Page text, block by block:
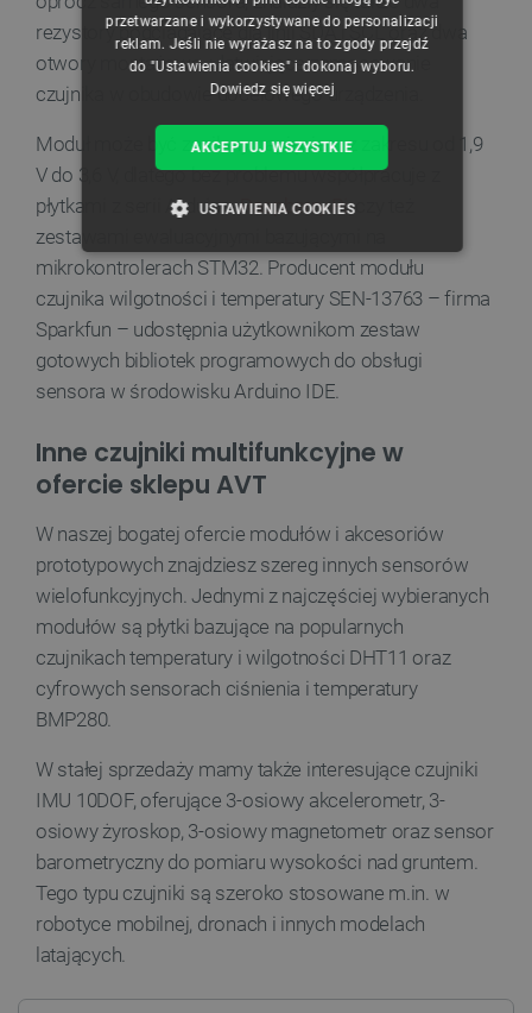
rezystory podciągające dla linii SDA i SCL oraz dwa
otwory montażowe, ułatwiające zamocowanie
czujnika w obudowie docelowego urządzenia.
Moduł może być zasilany napięciem z zakresu od 1,9
V do 3,6 V, dlatego bez problemu współpracuje z
płytkami z serii Arduino,Raspberry Pi, czy też
zestawami ewaluacyjnymi bazującymi na
mikrokontrolerach STM32. Producent modułu
czujnika wilgotności i temperatury SEN-13763 – firma
Sparkfun – udostępnia użytkownikom zestaw
gotowych bibliotek programowych do obsługi
sensora w środowisku Arduino IDE.
Inne czujniki multifunkcyjne w
ofercie sklepu AVT
W naszej bogatej ofercie modułów i akcesoriów
prototypowych znajdziesz szereg innych sensorów
wielofunkcyjnych. Jednymi z najczęściej wybieranych
modułów są płytki bazujące na popularnych
czujnikach temperatury i wilgotności DHT11 oraz
cyfrowych sensorach ciśnienia i temperatury
BMP280.
W stałej sprzedaży mamy także interesujące czujniki
IMU 10DOF, oferujące 3-osiowy akcelerometr, 3-
osiowy żyroskop, 3-osiowy magnetometr oraz sensor
barometryczny do pomiaru wysokości nad gruntem.
Tego typu czujniki są szeroko stosowane m.in. w
robotyce mobilnej, dronach i innych modelach
latających.
przetwarzane i wykorzystywane do personalizacji
reklam. Jeśli nie wyrażasz na to zgody przejdź
do "Ustawienia cookies" i dokonaj wyboru.
Dowiedz się więcej
AKCEPTUJ WSZYSTKIE
USTAWIENIA COOKIES
NIEZBĘDNE WYDAJNOŚĆ
TARGETOWANIE
FUNKCJONALNOŚĆ
Niezbędne Wydajność
Niezbędne pliki cookie umożliwiają korzystanie z
jak logowanie użytkownika i zarządzanie kontem.
Bez niezbędnych plików cookie nie można
prawidłowo korzystać ze strony internetowej.
Nazwa
Domena
_lb .botland.com.pl